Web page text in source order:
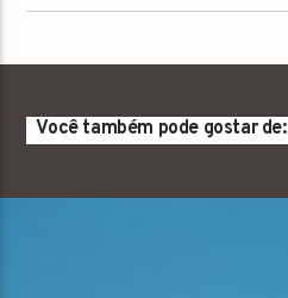
Você também pode gostar de: